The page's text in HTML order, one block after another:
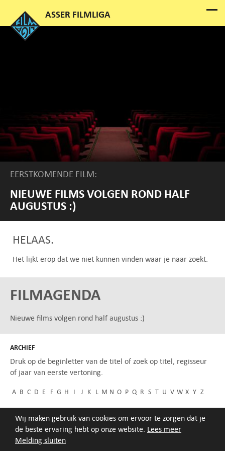
Melding sluiten
Wij maken gebruik van cookies om ervoor te zorgen dat je
de beste ervaring hebt op onze website. Lees meer
EERSTKOMENDE FILM:
NIEUWE FILMS VOLGEN ROND HALF
AUGUSTUS :)
HELAAS.
Het lijkt erop dat we niet kunnen vinden waar je naar zoekt.
FILMAGENDA
Nieuwe films volgen rond half augustus :)
ARCHIEF
Druk op de beginletter van de titel of zoek op titel, regisseur
of jaar van eerste vertoning.
A B C D E F G H I J K L M N O P Q R S T U V W X Y Z